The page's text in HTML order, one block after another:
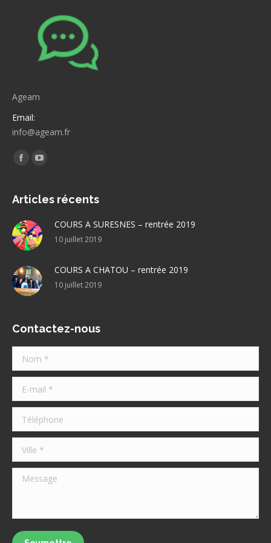
Ageam
Email:
info@ageam.fr
Trouvez nous sur :
Facebook
opens
new
window
opens
new
window
Articles récents
COURS A SURESNES – rentrée 2019
10 juillet 2019
COURS A CHATOU – rentrée 2019
10 juillet 2019
Contactez-nous
Nom *
E-mail *
Téléphone
Ville *
Message